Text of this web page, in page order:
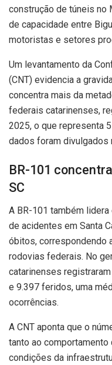
construção de túneis no
de capacidade entre
motoristas e setores
Um levantamento da
(CNT) evidencia a
concentra mais da
federais catarinenses,
2025, o que representa
dados foram divulgados
BR-101
SC
A BR-101 também
de acidentes em Santa
óbitos, correspondendo
rodovias federais. No
catarinenses
e 9.397 feridos, uma
ocorrências.
A CNT aponta que o
tanto ao
condições da